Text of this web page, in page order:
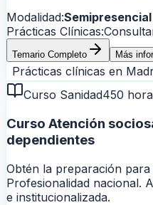
Modalidad:Semipresencial
Prácticas Clínicas:
Temario Completo Más
Prácticas clínicas en
Curso Sanidad450
Curso Atención
dependientes
Obtén la preparación para
Profesionalidad nacional.
e institucionalizada.